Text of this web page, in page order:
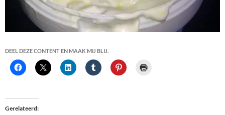
DEEL DEZE CONTENT EN MAAK MIJ BLIJ.
Gerelateerd